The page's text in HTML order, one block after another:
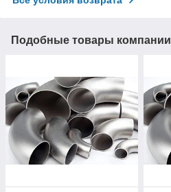
Подобные товары компании